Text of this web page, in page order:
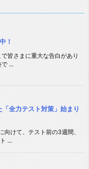
！
皆さまに重大な告白があり
...
全力テスト対策」始まり
向けて、テスト前の3週間、
...